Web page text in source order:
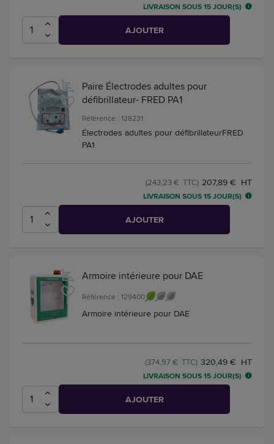
LIVRAISON SOUS 15 JOUR(S)
AJOUTER
Paire Électrodes adultes pour
défibrillateur- FRED PA1
Référence : 128231
Électrodes adultes pour défibrillateurFRED
PA1
207,89 € HT
(243,23 € TTC)
LIVRAISON SOUS 15 JOUR(S)
AJOUTER
Armoire intérieure pour DAE
Référence : 129400
Armoire intérieure pour DAE
320,49 € HT
(374,97 € TTC)
LIVRAISON SOUS 15 JOUR(S)
AJOUTER